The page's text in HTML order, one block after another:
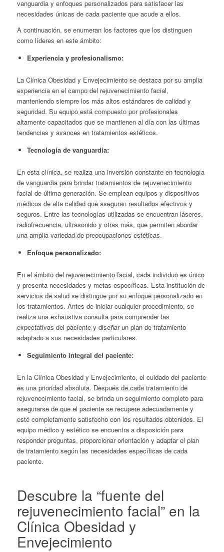
vanguardia y enfoques personalizados para satisfacer las
necesidades únicas de cada paciente que acude a ellos.
A continuación, se enumeran los factores que los distinguen
como líderes en este ámbito:
Experiencia y profesionalismo:
La Clínica Obesidad y Envejecimiento se destaca por su amplia
experiencia en el campo del rejuvenecimiento facial,
manteniendo siempre los más altos estándares de calidad y
seguridad. Su equipo está compuesto por profesionales
altamente capacitados que se mantienen al día con las últimas
tendencias y avances en tratamientos estéticos.
Tecnología de vanguardia:
En esta clínica, se realiza una inversión constante en tecnología
de vanguardia para brindar tratamientos de rejuvenecimiento
facial de última generación. Se emplean equipos y dispositivos
médicos de alta calidad que aseguran resultados efectivos y
seguros. Entre las tecnologías utilizadas se encuentran láseres,
radiofrecuencia, ultrasonido y otras más, que permiten abordar
una amplia variedad de preocupaciones estéticas.
Enfoque personalizado:
En el ámbito del rejuvenecimiento facial, cada individuo es único
y presenta necesidades y metas específicas. Esta institución de
servicios de salud se distingue por su enfoque personalizado en
los tratamientos. Antes de iniciar cualquier procedimiento, se
realiza una exhaustiva consulta para comprender las
expectativas del paciente y diseñar un plan de tratamiento
adaptado a sus necesidades particulares.
Seguimiento integral del paciente:
En la Clínica Obesidad y Envejecimiento, el cuidado del paciente
es una prioridad absoluta. Después de cada tratamiento de
rejuvenecimiento facial, se brinda un seguimiento completo para
asegurarse de que el paciente se recupere adecuadamente y
esté completamente satisfecho con los resultados obtenidos. El
equipo médico y estético se encuentra a disposición para
responder preguntas, proporcionar orientación y adaptar el plan
de tratamiento según las necesidades específicas de cada
paciente.
Descubre la “fuente del
rejuvenecimiento facial” en la
Clínica Obesidad y
Envejecimiento